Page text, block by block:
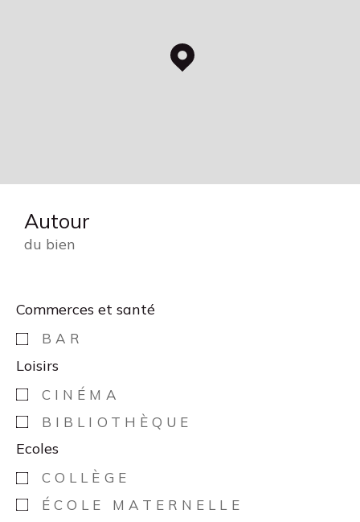
Autour
du bien
Commerces et santé
BAR
Loisirs
CINÉMA
BIBLIOTHÈQUE
Ecoles
COLLÈGE
ÉCOLE MATERNELLE